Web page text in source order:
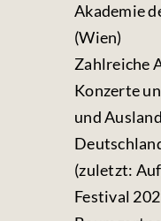
Akademie
(Wien)
Zahlreiche
Konzerte
und
(zuletzt:
Festival